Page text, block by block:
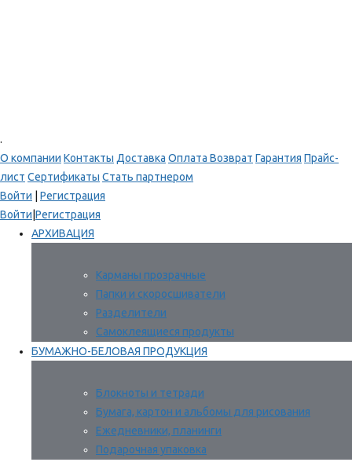
.
О компании Контакты Доставка Оплата Возврат Гарантия Прайс-
лист Сертификаты Стать партнером
Войти
Регистрация
Войти Регистрация
АРХИВАЦИЯ
Карманы прозрачные
Папки и скоросшиватели
Разделители
Самоклеящиеся продукты
БУМАЖНО-БЕЛОВАЯ ПРОДУКЦИЯ
Блокноты и тетради
Бумага, картон и альбомы для рисования
Ежедневники, планинги
Подарочная упаковка